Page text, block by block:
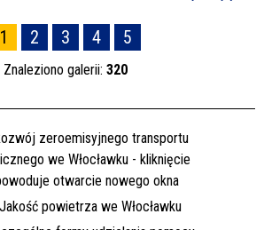
1 2 3 4 5
Znaleziono galerii: 320